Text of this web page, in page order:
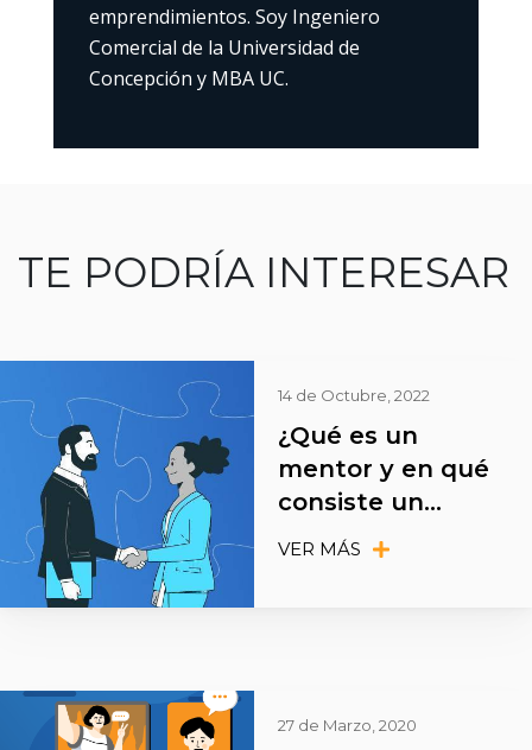
emprendimientos. Soy Ingeniero
Comercial de la Universidad de
Concepción y MBA UC.
TE PODRÍA INTERESAR
14 de Octubre, 2022
¿Qué es un
mentor y en qué
consiste un
proceso de
VER MÁS
27 de Marzo, 2020